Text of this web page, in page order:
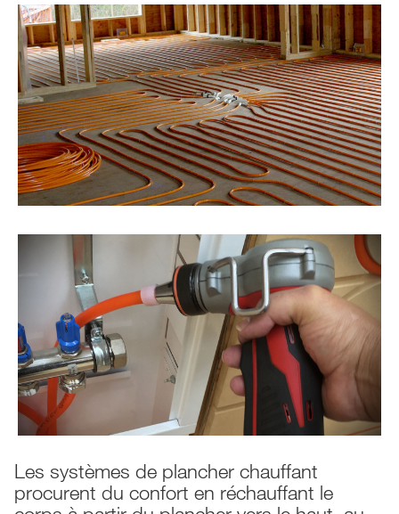
Les systèmes de plancher chauffant
procurent du confort en réchauffant le